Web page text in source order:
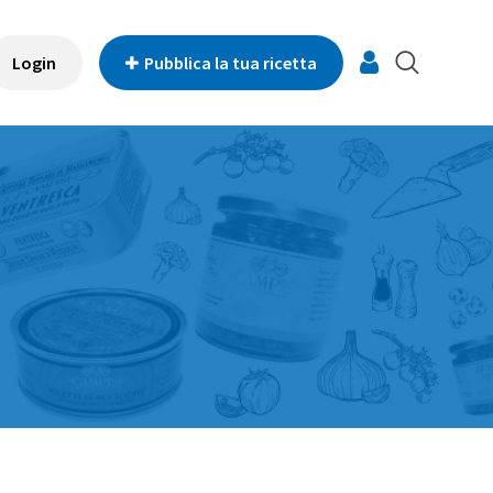
Login Pubblica la tua ricetta